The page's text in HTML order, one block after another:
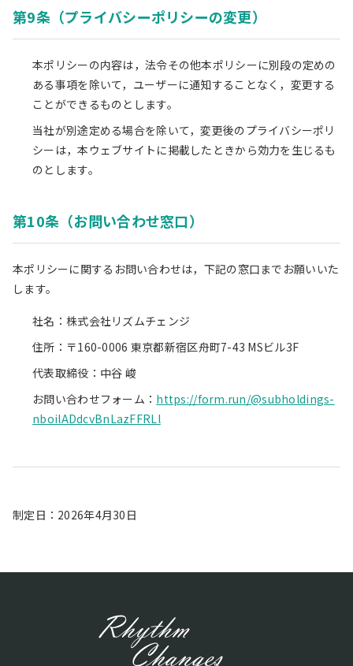
第9条（プライバシーポリシーの変更）
本ポリシーの内容は，法令その他本ポリシーに別段の定めの
ある事項を除いて，ユーザーに通知することなく，変更する
ことができるものとします。
当社が別途定める場合を除いて，変更後のプライバシーポリ
シーは，本ウェブサイトに掲載したときから効力を生じるも
のとします。
第10条（お問い合わせ窓口）
本ポリシーに関するお問い合わせは，下記の窓口までお願いいた
します。
社名：株式会社リズムチェンジ
住所：〒160-0006 東京都新宿区舟町7-43 MSビル3F
代表取締役：中谷 峻
お問い合わせフォーム： https://form.run/@subholdings-
nboilADdcvBnLazFFRLl
制定日：2026年4月30日